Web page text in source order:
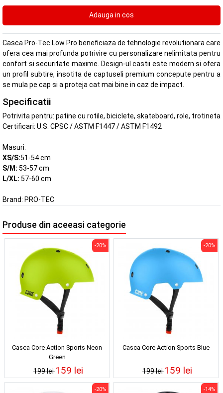
Casca Pro-Tec Low Pro beneficiaza de tehnologie revolutionara care
ofera cea mai profunda potrivire cu personalizare nelimitata pentru
confort si securitate maxime. Design-ul castii este modern si ofera
un profil subtire, insotita de captuseli premium concepute pentru a
se mula pe cap si a proteja cat mai bine in caz de impact.
Specificatii
Potrivita pentru: patine cu rotile, biciclete, skateboard, role, trotineta
Certificari: U.S. CPSC / ASTM F1447 / ASTM F1492
Masuri:
XS/S:51-54 cm
S/M: 53-57 cm
L/XL: 57-60 cm
Brand: PRO-TEC
Produse din aceeasi categorie
Casca Core Action Sports Neon
Green
199 lei
-20%
159 lei
Casca Core Action Sports Blue
199 lei
-20%
159 lei
-20% -14%